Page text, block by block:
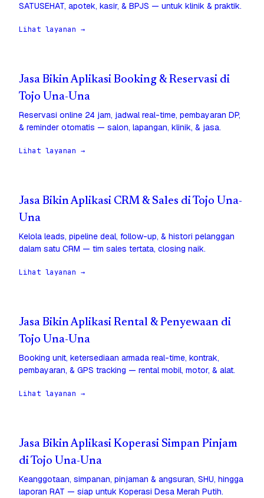
SATUSEHAT, apotek, kasir, & BPJS — untuk klinik & praktik.
Lihat layanan →
Jasa Bikin Aplikasi Booking & Reservasi di
Tojo Una-Una
Reservasi online 24 jam, jadwal real-time, pembayaran DP,
& reminder otomatis — salon, lapangan, klinik, & jasa.
Lihat layanan →
Jasa Bikin Aplikasi CRM & Sales di Tojo Una-
Una
Kelola leads, pipeline deal, follow-up, & histori pelanggan
dalam satu CRM — tim sales tertata, closing naik.
Lihat layanan →
Jasa Bikin Aplikasi Rental & Penyewaan di
Tojo Una-Una
Booking unit, ketersediaan armada real-time, kontrak,
pembayaran, & GPS tracking — rental mobil, motor, & alat.
Lihat layanan →
Jasa Bikin Aplikasi Koperasi Simpan Pinjam
di Tojo Una-Una
Keanggotaan, simpanan, pinjaman & angsuran, SHU, hingga
laporan RAT — siap untuk Koperasi Desa Merah Putih.